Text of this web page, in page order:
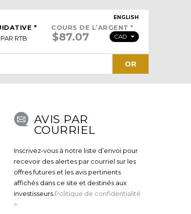
COURS DE L’ARGENT *
CAD
*
PAR RTB
ENGLISH
OR
AVIS PAR
COURRIEL
Inscrivez-vous à notre liste d’envoi pour
recevoir des alertes par courriel sur les
offres futures et les avis pertinents
affichés dans ce site et destinés aux
investisseurs. Politique de confidentialité
>